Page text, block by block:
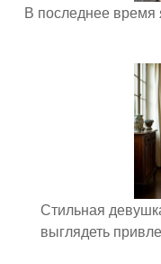
В последнее время
Стильная
выглядеть